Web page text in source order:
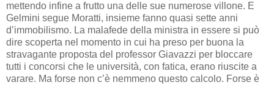
mettendo infine a frutto una delle sue numerose villone. E
Gelmini segue Moratti, insieme fanno quasi sette anni
d’immobilismo. La malafede della ministra in essere si può
dire scoperta nel momento in cui ha preso per buona la
stravagante proposta del professor Giavazzi per bloccare
tutti i concorsi che le università, con fatica, erano riuscite a
varare. Ma forse non c’è nemmeno questo calcolo. Forse è